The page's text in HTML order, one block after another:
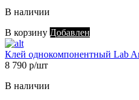
В наличии
В корзину Добавлен
Клей однокомпонентный Lab
8 790 р/шт
В наличии